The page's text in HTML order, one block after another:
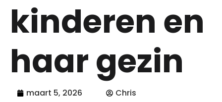
kinderen en
haar gezin
maart 5, 2026
Chris